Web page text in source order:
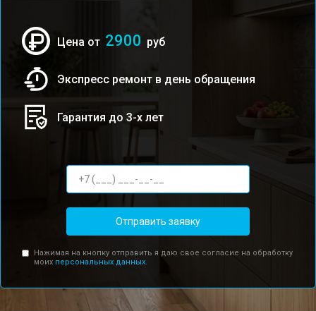
Цена от 2900 руб
Экспресс ремонт в день обращения
Гарантия до 3-х лет
Отправить заявку
Нажимая на кнопку отправить я даю свое согласие на обработку
моих персональных данных.